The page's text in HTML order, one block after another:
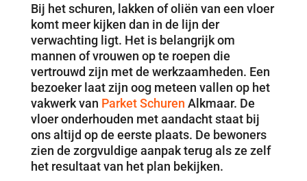
Bij het schuren, lakken of oliën van een vloer
komt meer kijken dan in de lijn der
verwachting ligt. Het is belangrijk om
mannen of vrouwen op te roepen die
vertrouwd zijn met de werkzaamheden. Een
bezoeker laat zijn oog meteen vallen op het
vakwerk van Parket Schuren Alkmaar. De
vloer onderhouden met aandacht staat bij
ons altijd op de eerste plaats. De bewoners
zien de zorgvuldige aanpak terug als ze zelf
het resultaat van het plan bekijken.